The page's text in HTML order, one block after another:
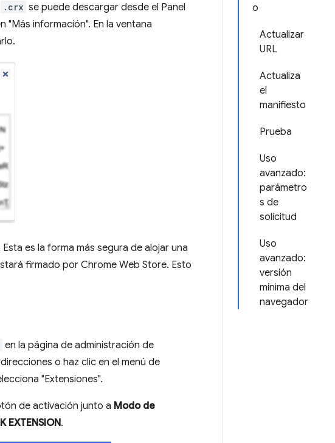
o
Actualizar
URL
Actualiza
el
manifiesto
Prueba
Uso
avanzado:
parámetro
s de
solicitud
Uso
avanzado:
versión
mínima del
navegador
.crx se puede descargar desde el Panel
"Más información". En la ventana
es la forma más segura de alojar una
firmado por Chrome Web Store. Esto
en la página de administración de
o haz clic en el menú de
"Extensiones".
de activación junto a Modo de
EXTENSION.